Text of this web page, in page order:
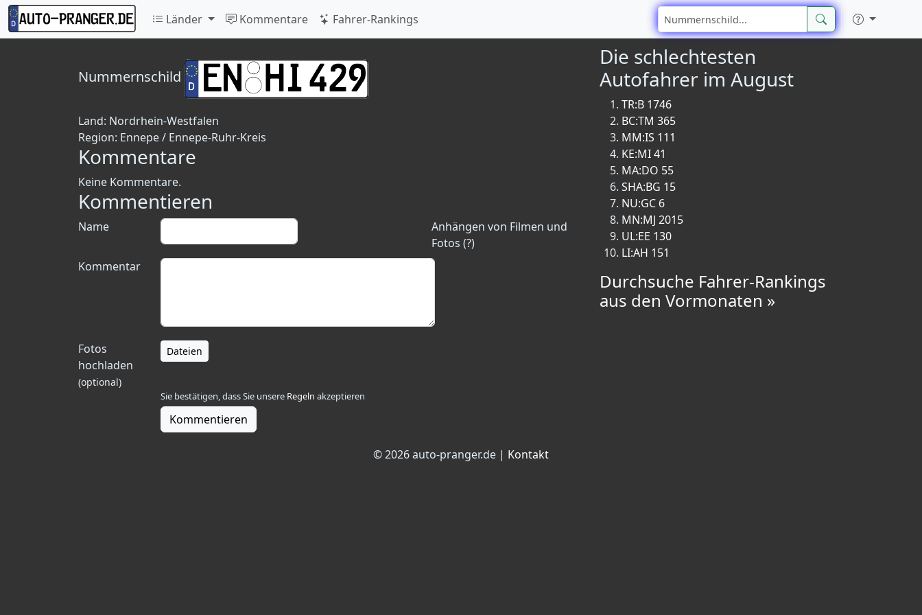
Länder Kommentare Fahrer-Rankings
Nummernschild
Land: Nordrhein-Westfalen
Region: Ennepe / Ennepe-Ruhr-Kreis
Kommentare
Keine Kommentare.
Kommentieren
Anhängen von Filmen und
Fotos (?)
Name
Kommentar
Fotos
hochladen
(optional)
Dateien
Sie bestätigen, dass Sie unsere Regeln akzeptieren
Kommentieren
Die schlechtesten
Autofahrer im August
TR:B 1746
BC:TM 365
MM:IS 111
KE:MI 41
MA:DO 55
SHA:BG 15
NU:GC 6
MN:MJ 2015
UL:EE 130
LI:AH 151
Durchsuche Fahrer-Rankings
aus den Vormonaten »
© 2026 auto-pranger.de | Kontakt